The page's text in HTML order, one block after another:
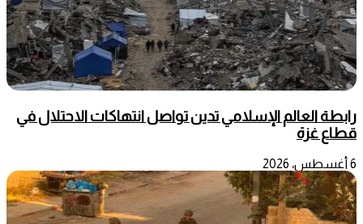
رابطة العالم الإسلامي تدين تواصل انتهاكات الاحتلال في
قطاع غزة
6 أغسطس، 2026